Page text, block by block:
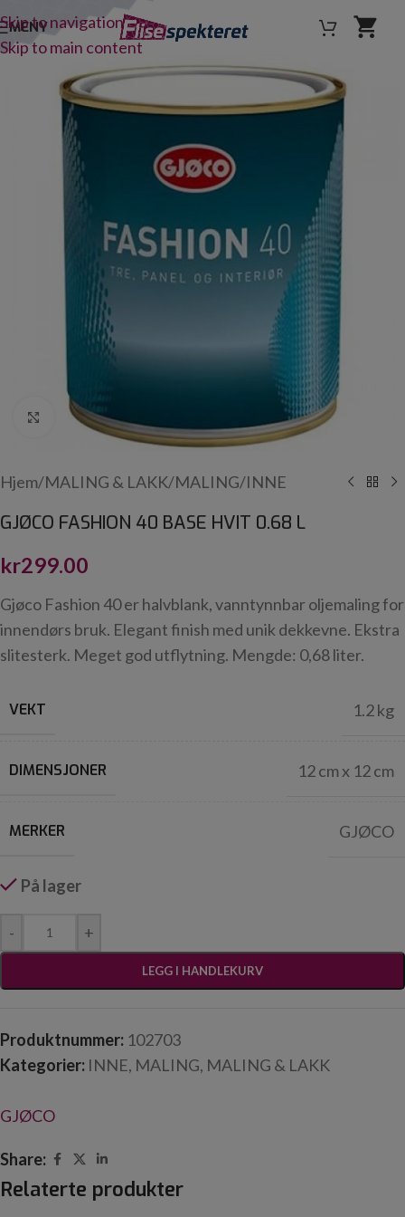
Skip to navigation
Skip to main content
MENY
Click to enlarge
Hjem/MALING & LAKK/MALING/INNE
GJØCO FASHION 40 BASE HVIT 0.68 L
kr299.00
Gjøco Fashion 40 er halvblank, vanntynnbar oljemaling for
innendørs bruk. Elegant finish med unik dekkevne. Ekstra
slitesterk. Meget god utflytning. Mengde: 0,68 liter.
VEKT 1.2 kg
DIMENSJONER 12 cm x 12 cm
MERKER GJØCO
På lager
- +
LEGG I HANDLEKURV
Produktnummer: 102703
Kategorier: INNE, MALING, MALING & LAKK
GJØCO
Share:
Relaterte produkter